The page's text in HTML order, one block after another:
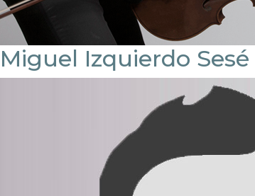
Miguel Izquierdo Sesé